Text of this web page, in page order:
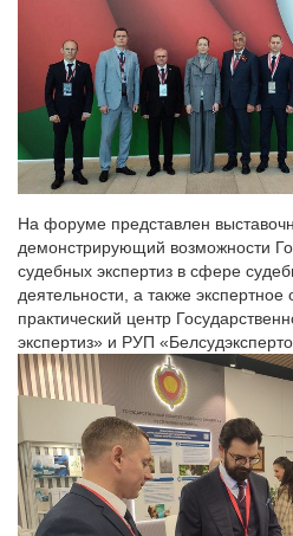
На форуме представлен
демонстрирующий возможности
судебных экспертиз в сфере
деятельности, а также
практический центр
экспертиз» и РУП